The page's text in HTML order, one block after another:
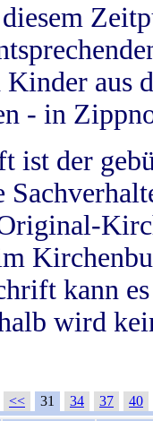
aus
- in
ist der
kann
wird
<< 31 34 37
40